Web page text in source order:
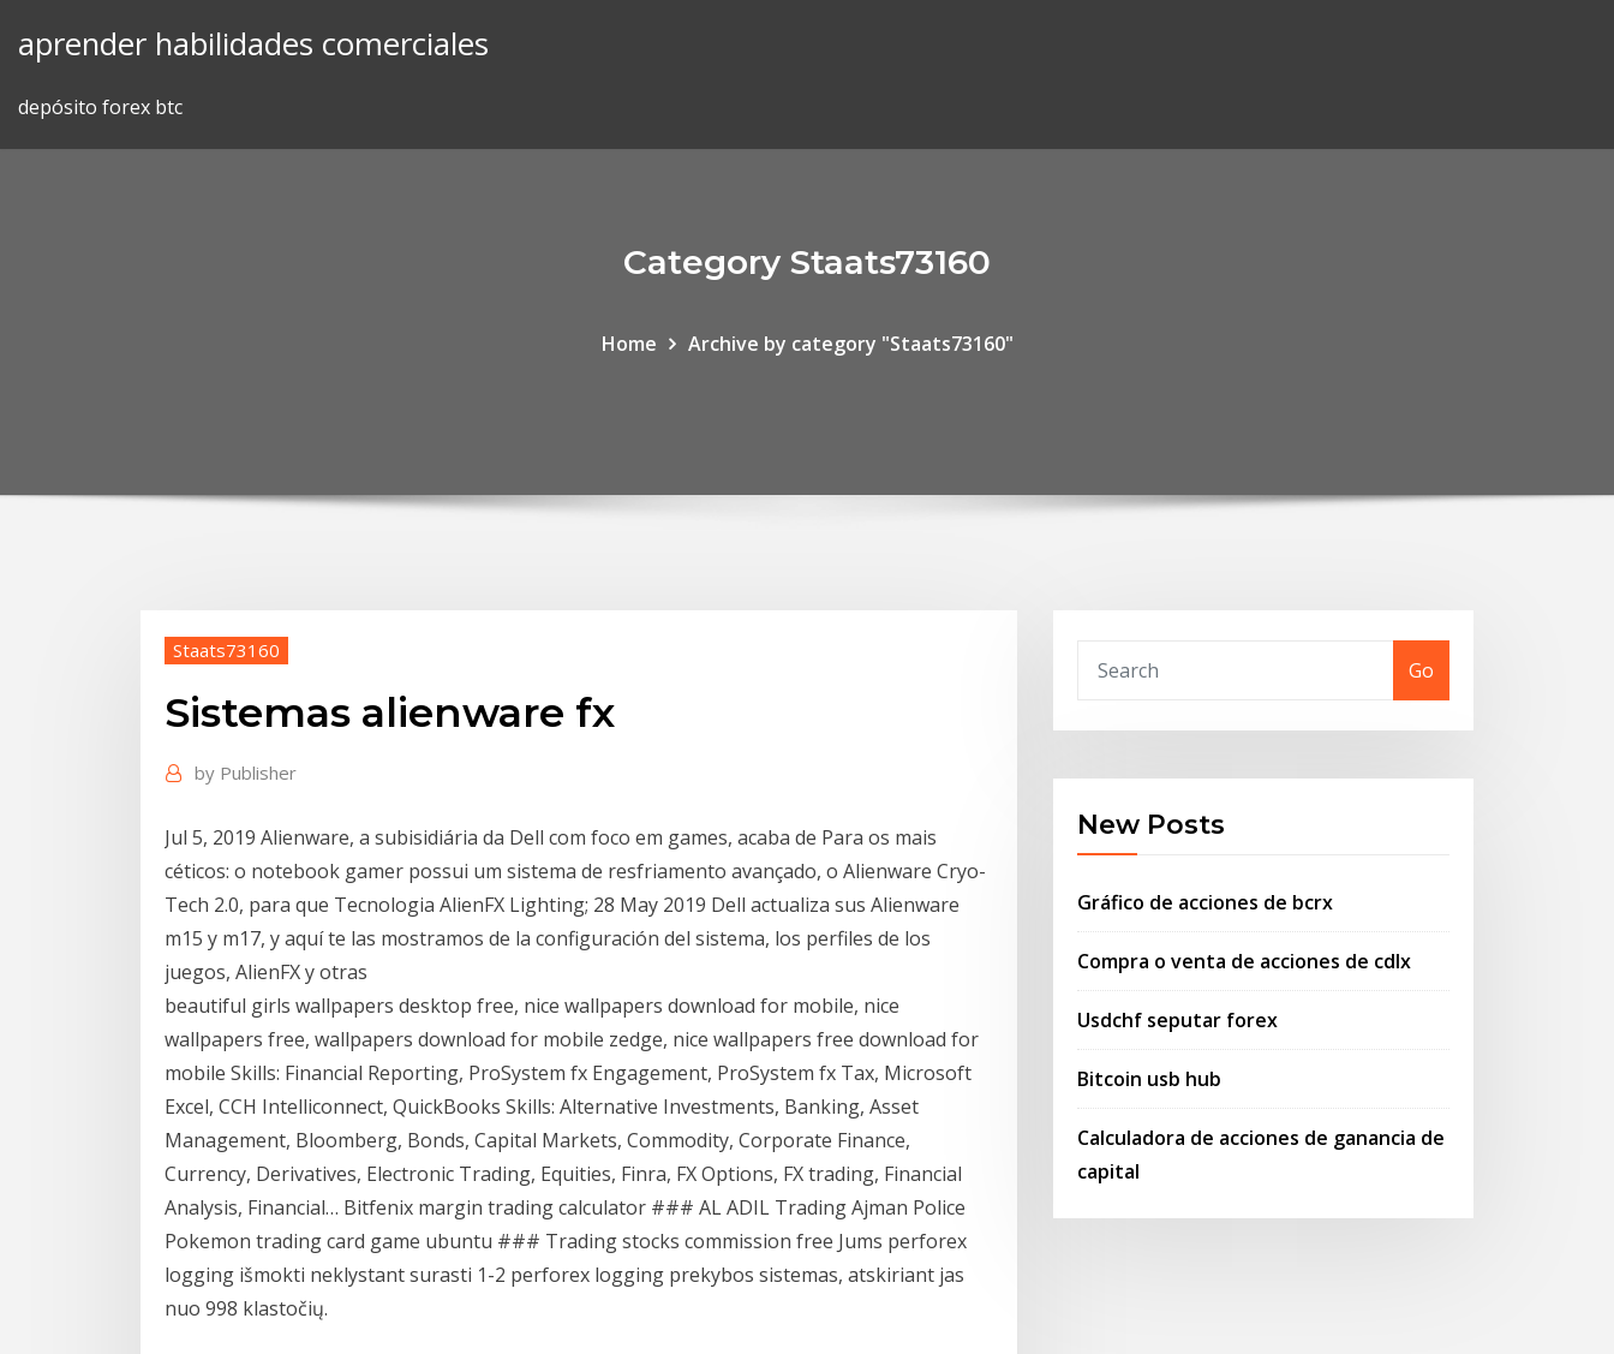
aprender habilidades comerciales
depósito forex btc
Category Staats73160
Home Archive by category "Staats73160"
Staats73160
Sistemas alienware fx
by Publisher
Jul 5, 2019 Alienware, a subisidiária da Dell com foco em games, acaba de Para os mais
céticos: o notebook gamer possui um sistema de resfriamento avançado, o Alienware Cryo-
Tech 2.0, para que Tecnologia AlienFX Lighting; 28 May 2019 Dell actualiza sus Alienware
m15 y m17, y aquí te las mostramos de la configuración del sistema, los perfiles de los
juegos, AlienFX y otras
beautiful girls wallpapers desktop free, nice wallpapers download for mobile, nice
wallpapers free, wallpapers download for mobile zedge, nice wallpapers free download for
mobile Skills: Financial Reporting, ProSystem fx Engagement, ProSystem fx Tax, Microsoft
Excel, CCH Intelliconnect, QuickBooks Skills: Alternative Investments, Banking, Asset
Management, Bloomberg, Bonds, Capital Markets, Commodity, Corporate Finance,
Currency, Derivatives, Electronic Trading, Equities, Finra, FX Options, FX trading, Financial
Analysis, Financial… Bitfenix margin trading calculator ### AL ADIL Trading Ajman Police
Pokemon trading card game ubuntu ### Trading stocks commission free Jums perforex
logging išmokti neklystant surasti 1-2 perforex logging prekybos sistemas, atskiriant jas
nuo 998 klastočių.
Go
New Posts
Gráfico de acciones de bcrx
Compra o venta de acciones de cdlx
Usdchf seputar forex
Bitcoin usb hub
Calculadora de acciones de ganancia de
capital